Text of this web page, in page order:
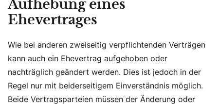
Aufhebung eines
Ehevertrages
Wie bei anderen zweiseitig verpflichtenden Verträgen
kann auch ein Ehevertrag aufgehoben oder
nachträglich geändert werden. Dies ist jedoch in der
Regel nur mit beiderseitigem Einverständnis möglich.
Beide Vertragsparteien müssen der Änderung oder